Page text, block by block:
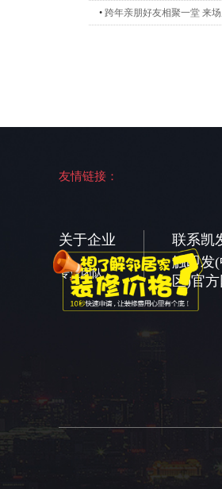
• 跨年亲朋好友相聚一堂 来
友情链接：
关于企业
专业团队
联系凯
触即发(
区)官